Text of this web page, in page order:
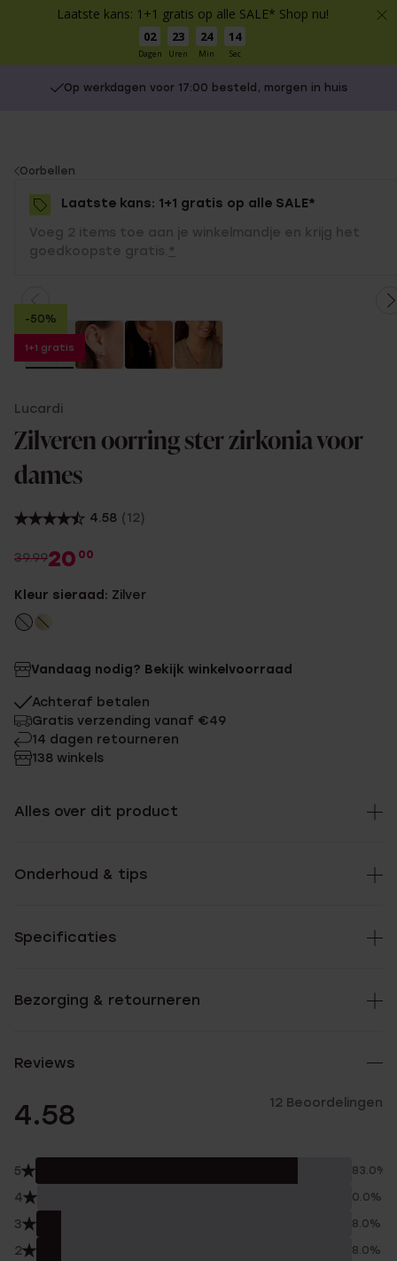
Laatste kans: 1+1 gratis op alle SALE* Shop nu!
02
Dagen
23
Uren
24
Min
14
Sec
Op werkdagen voor 17:00 besteld, morgen in huis
You
are
here:
Oorbellen
Laatste kans: 1+1 gratis op alle SALE*
Voeg 2 items toe aan je winkelmandje en krijg het
goedkoopste gratis. *
-50%
1+1 gratis
Lucardi
Zilveren oorring ster zirkonia voor
dames
4.58 (12)
39.9920 00
Kleur sieraad: Zilver
Vandaag nodig? Bekijk winkelvoorraad
Achteraf betalen
Gratis verzending vanaf €49
14 dagen retourneren
138 winkels
Alles over dit product
Onderhoud & tips
Specificaties
Bezorging & retourneren
Reviews
4.58 12 Beoordelingen
5 83.0%
4 0.0%
3 8.0%
2 8.0%